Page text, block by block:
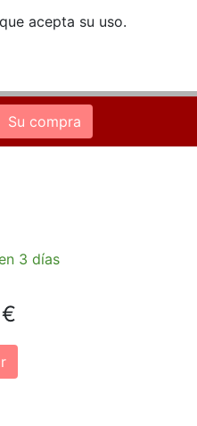
acepta su uso.
de Clientes
Su compra
3 días